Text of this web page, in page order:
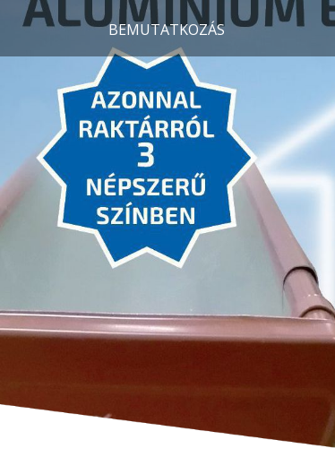
BEMUTATKOZÁS